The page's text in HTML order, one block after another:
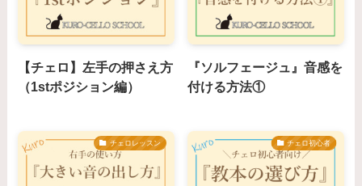
【チェロ】左手の押さえ方
（1stポジション編）
『ソルフェージュ』音感を
付ける方法①
チェロレッスン チェロ初心者